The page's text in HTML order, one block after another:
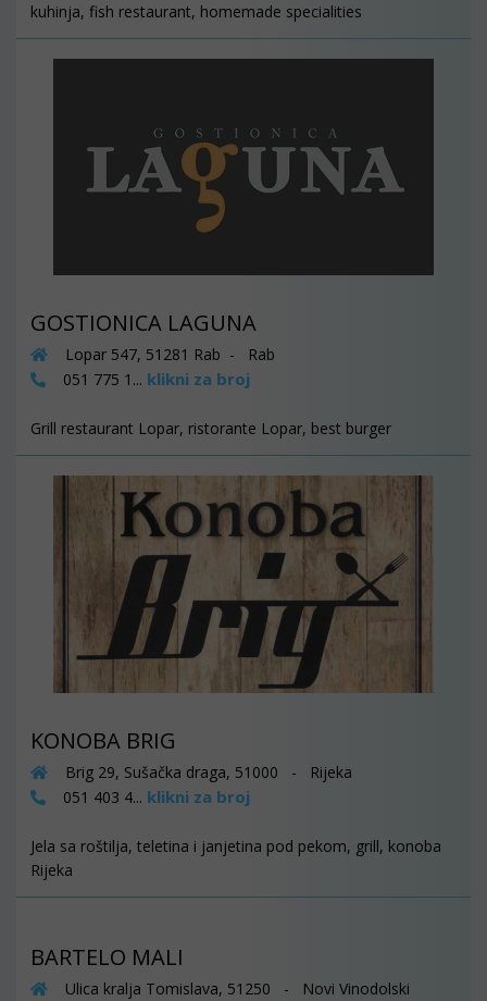
kuhinja, fish restaurant, homemade specialities
GOSTIONICA LAGUNA
Lopar 547, 51281 Rab - Rab
051 775 1... klikni za broj
Grill restaurant Lopar, ristorante Lopar, best burger
KONOBA BRIG
Brig 29, Sušačka draga, 51000 - Rijeka
051 403 4... klikni za broj
Jela sa roštilja, teletina i janjetina pod pekom, grill, konoba
Rijeka
BARTELO MALI
Ulica kralja Tomislava, 51250 - Novi Vinodolski